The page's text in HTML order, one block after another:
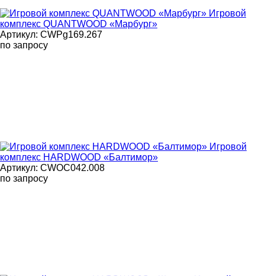
Игровой
комплекс QUANTWOOD «Марбург»
Артикул: CWPg169.267
по запросу
Игровой
комплекс HARDWOOD «Балтимор»
Артикул: CWOC042.008
по запросу